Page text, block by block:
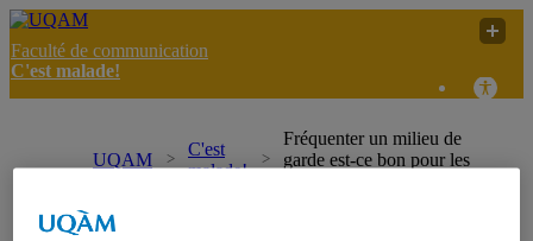
Faculté de communication
C'est malade!
UQAM
C'est
malade!
Fréquenter un milieu de
garde est-ce bon pour les